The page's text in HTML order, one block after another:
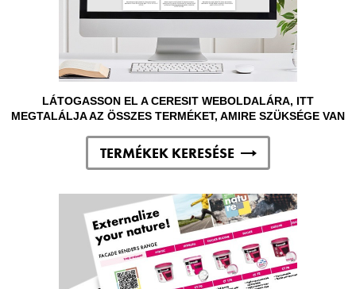
LÁTOGASSON EL A CERESIT WEBOLDALÁRA, ITT
MEGTALÁLJA AZ ÖSSZES TERMÉKET, AMIRE SZÜKSÉGE VAN
TERMÉKEK KERESÉSE